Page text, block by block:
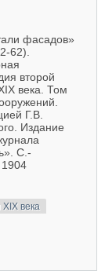
фасадов»
62).
второй
века. Том
Г.В.
Издание
С.-
1904
века